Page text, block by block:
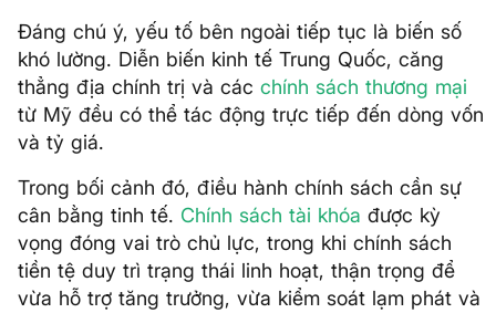
Đáng chú ý, yếu tố bên ngoài tiếp tục là biến số
khó lường. Diễn biến kinh tế Trung Quốc, căng
thẳng địa chính trị và các chính sách thương mại
từ Mỹ đều có thể tác động trực tiếp đến dòng vốn
và tỷ giá.
Trong bối cảnh đó, điều hành chính sách cần sự
cân bằng tinh tế. Chính sách tài khóa được kỳ
vọng đóng vai trò chủ lực, trong khi chính sách
tiền tệ duy trì trạng thái linh hoạt, thận trọng để
vừa hỗ trợ tăng trưởng, vừa kiểm soát lạm phát và